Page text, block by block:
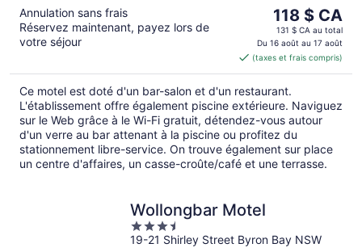
Annulation sans frais
Réservez maintenant, payez lors de
votre séjour
Le
prix
est
de 118 $ CA
par
nuit
118 $ CA
131 $ CA au total
Du 16 août au 17 août
(taxes et frais compris)
Ce motel est doté d'un bar-salon et d'un restaurant.
L'établissement offre également piscine extérieure. Naviguez
sur le Web grâce à le Wi-Fi gratuit, détendez-vous autour
d'un verre au bar attenant à la piscine ou profitez du
stationnement libre-service. On trouve également sur place
un centre d'affaires, un casse-croûte/café et une terrasse.
Wollongbar Motel
3.5
out
19-21 Shirley Street Byron Bay NSW